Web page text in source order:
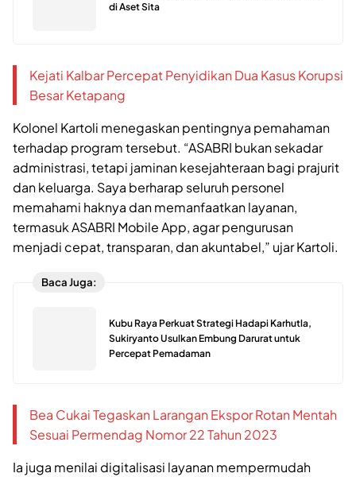
di Aset Sita
Kejati Kalbar Percepat Penyidikan Dua Kasus Korupsi
Besar Ketapang
Kolonel Kartoli menegaskan pentingnya pemahaman
terhadap program tersebut. “ASABRI bukan sekadar
administrasi, tetapi jaminan kesejahteraan bagi prajurit
dan keluarga. Saya berharap seluruh personel
memahami haknya dan memanfaatkan layanan,
termasuk ASABRI Mobile App, agar pengurusan
menjadi cepat, transparan, dan akuntabel,” ujar Kartoli.
Baca Juga:
Kubu Raya Perkuat Strategi Hadapi Karhutla,
Sukiryanto Usulkan Embung Darurat untuk
Percepat Pemadaman
Bea Cukai Tegaskan Larangan Ekspor Rotan Mentah
Sesuai Permendag Nomor 22 Tahun 2023
Ia juga menilai digitalisasi layanan mempermudah